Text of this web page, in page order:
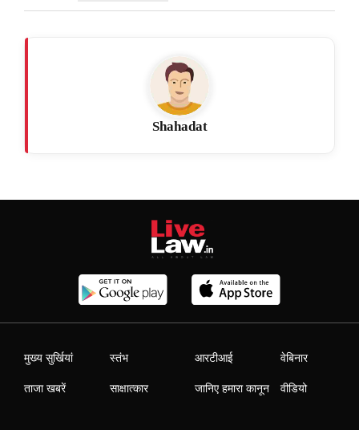
Shahadat
मुख्य सुर्खियां
ताजा खबरें
स्तंभ
साक्षात्कार
आरटीआई
जानिए हमारा कानून
वेबिनार
वीडियो